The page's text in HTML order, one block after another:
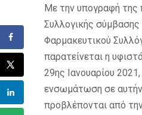
Με την υπογραφή της
Συλλογικής σύμβασης
Φαρμακευτικού
παρατείνεται η
29ης Ιανουαρίου
ενσωμάτωση σε
προβλέπονται από